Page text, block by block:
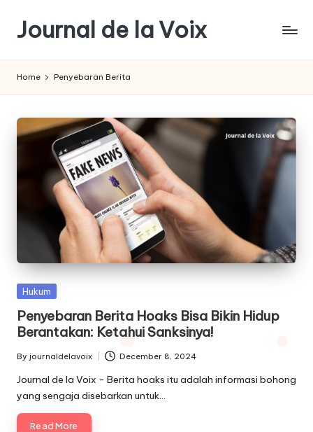
content
Journal de la Voix
Hak
sebagai
Pembeli
Home Penyebaran Berita
Posted
Hukum
Penyebaran Berita Hoaks Bisa Bikin Hidup
Berantakan: Ketahui Sanksinya!
Posted
by
By journaldelavoix December 8, 2024
Journal de la Voix - Berita hoaks itu adalah informasi bohong
yang sengaja disebarkan untuk…
Read More